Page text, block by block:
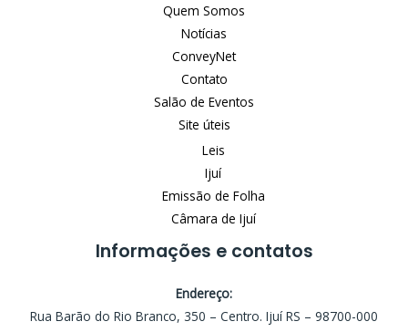
Quem Somos
Notícias
ConveyNet
Contato
Salão de Eventos
Site úteis
Leis
Ijuí
Emissão de Folha
Câmara de Ijuí
Informações e contatos
Endereço:
Rua Barão do Rio Branco, 350 – Centro. Ijuí RS – 98700-000